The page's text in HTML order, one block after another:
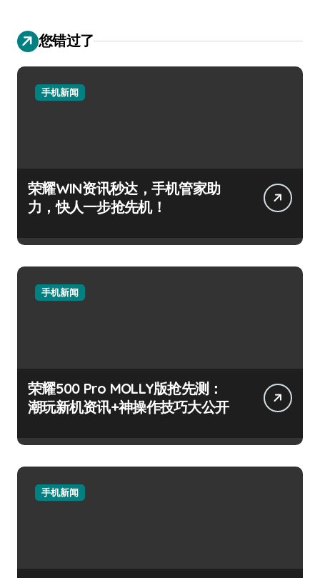
您错过了
手机新闻
荣耀WIN资讯秒达，手机管家助
力，快人一步抢先机！
手机新闻
荣耀500 Pro MOLLY版抢先测：
潮玩新机资讯+神操作技巧大公开
手机新闻